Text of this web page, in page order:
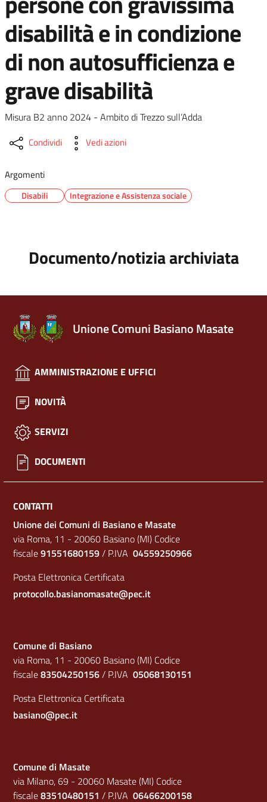
disabilità e in condizione
di non autosufficienza e
grave disabilità
Misura B2 anno 2024 - Ambito di Trezzo sull’Adda
Condividi Vedi azioni
Argomenti
Disabili Integrazione e Assistenza sociale
Documento/notizia archiviata
Unione Comuni Basiano Masate
AMMINISTRAZIONE E UFFICI
NOVITÀ
SERVIZI
DOCUMENTI
CONTATTI
Unione dei Comuni di Basiano e Masate
via Roma, 11 - 20060 Basiano (MI) Codice
fiscale91551680159/ P.IVA 04559250966
Posta Elettronica Certificata
protocollo.basianomasate@pec.it
Comune di Basiano
via Roma, 11 - 20060 Basiano (MI) Codice
fiscale83504250156/ P.IVA 05068130151
Posta Elettronica Certificata
basiano@pec.it
Comune di Masate
via Milano, 69 - 20060 Masate (MI) Codice
fiscale83510480151 / P.IVA 06466200158